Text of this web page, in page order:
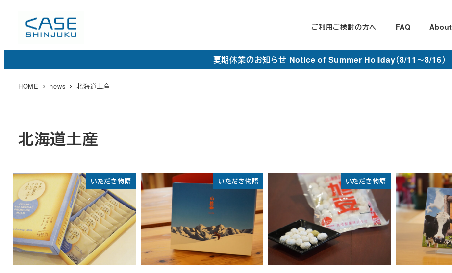
コ
ご利用ご検討の方へ FAQ About
夏期休業のお知らせ Notice of Summer Holiday（8/11～8/16）
HOME news 北海道土産
北海道土産
いただき物語 いただき物語 いただき物語